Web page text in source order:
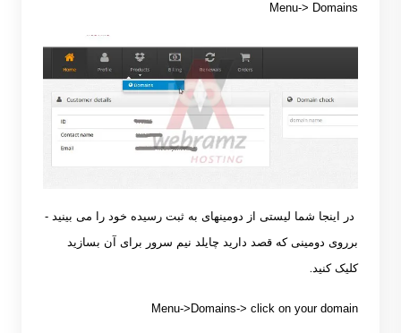
Menu-> Domains
در اینجا شما لیستی از دومینهای به ثبت رسیده خود را می بینید -
برروی دومینی که قصد دارید چایلد نیم سرور برای آن بسازید
کلیک کنید .
Menu->Domains-> click on your domain